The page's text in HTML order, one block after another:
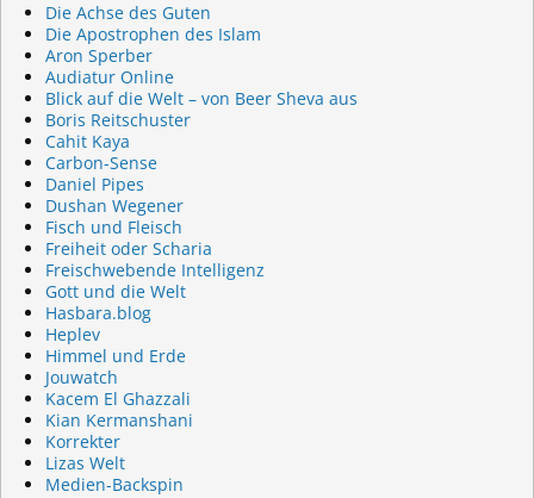
Die Achse des Guten
Die Apostrophen des Islam
Aron Sperber
Audiatur Online
Blick auf die Welt – von Beer Sheva aus
Boris Reitschuster
Cahit Kaya
Carbon-Sense
Daniel Pipes
Dushan Wegener
Fisch und Fleisch
Freiheit oder Scharia
Freischwebende Intelligenz
Gott und die Welt
Hasbara.blog
Heplev
Himmel und Erde
Jouwatch
Kacem El Ghazzali
Kian Kermanshani
Korrekter
Lizas Welt
Medien-Backspin